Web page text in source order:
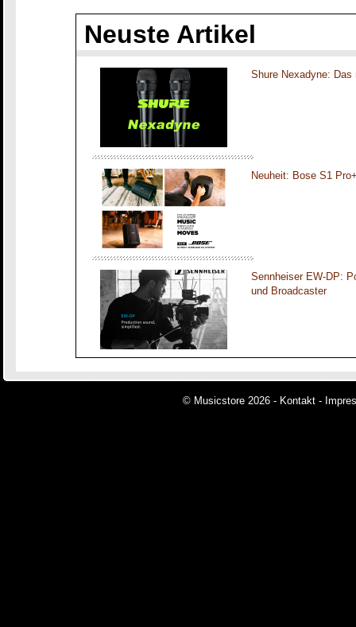
Neuste Artikel
Shure Nexadyne:
Neuheit: Bose S1
Sennheiser EW-DP:
und Broadcaster
© Musicstore 2026 - Kontakt -